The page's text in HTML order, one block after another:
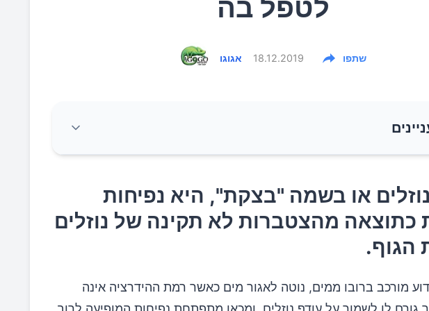
לטפל בה
אגוגו 18.12.2019 שתפו
נוזלים או בשמה "בצקת", היא נפיחות הנגרמת כתוצאה
לא תקינה של נוזלים ברקמות הגוף.
של אצירת נוזלים:
נוזלים
או בשמה "בצקת", היא נפיחות
כתוצאה מהצטברות לא תקינה של נוזלים
הגוף.
מורכב ברובו ממים, נוטה לאגור מים כאשר רמת ההידרציה אינה